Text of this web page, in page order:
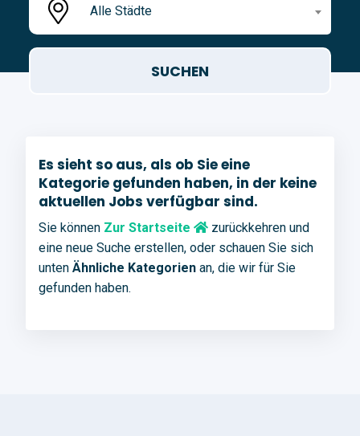
Alle Städte
Es sieht so aus, als ob Sie eine
Kategorie gefunden haben, in der keine
aktuellen Jobs verfügbar sind.
Sie können Zur Startseite
zurückkehren und
eine neue Suche erstellen, oder schauen Sie sich
unten Ähnliche Kategorien an, die wir für Sie
gefunden haben.